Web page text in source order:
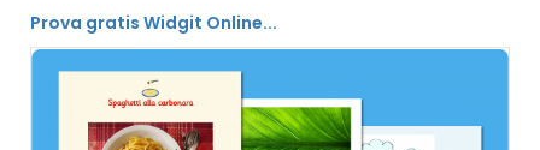
Prova gratis Widgit Online...